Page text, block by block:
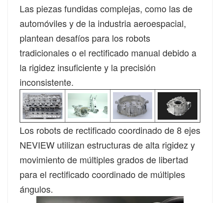
Las piezas fundidas complejas, como las de
automóviles y de la industria aeroespacial,
plantean desafíos para los robots
tradicionales o el rectificado manual debido a
la rigidez insuficiente y la precisión
inconsistente.
Los robots de rectificado coordinado de 8 ejes
NEVIEW utilizan estructuras de alta rigidez y
movimiento de múltiples grados de libertad
para el rectificado coordinado de múltiples
ángulos.